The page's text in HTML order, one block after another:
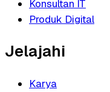
Konsultan IT
Produk Digital
Jelajahi
Karya